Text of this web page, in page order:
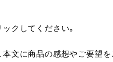
クしてください。
文に商品の感想やご要望を